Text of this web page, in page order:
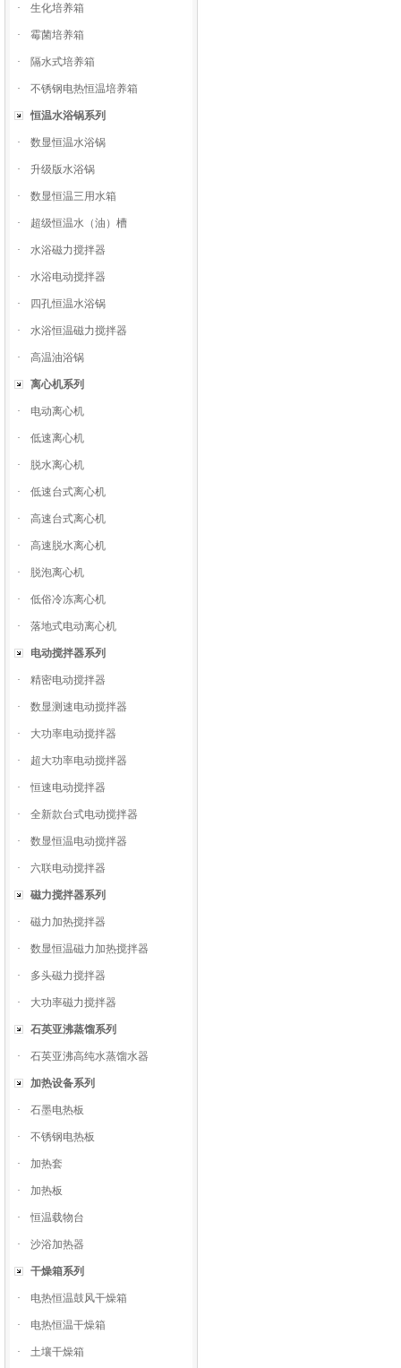
· 生化培养箱
· 霉菌培养箱
· 隔水式培养箱
· 不锈钢电热恒温培养箱
恒温水浴锅系列
· 数显恒温水浴锅
· 升级版水浴锅
· 数显恒温三用水箱
· 超级恒温水（油）槽
· 水浴磁力搅拌器
· 水浴电动搅拌器
· 四孔恒温水浴锅
· 水浴恒温磁力搅拌器
· 高温油浴锅
离心机系列
· 电动离心机
· 低速离心机
· 脱水离心机
· 低速台式离心机
· 高速台式离心机
· 高速脱水离心机
· 脱泡离心机
· 低俗冷冻离心机
· 落地式电动离心机
电动搅拌器系列
· 精密电动搅拌器
· 数显测速电动搅拌器
· 大功率电动搅拌器
· 超大功率电动搅拌器
· 恒速电动搅拌器
· 全新款台式电动搅拌器
· 数显恒温电动搅拌器
· 六联电动搅拌器
磁力搅拌器系列
· 磁力加热搅拌器
· 数显恒温磁力加热搅拌器
· 多头磁力搅拌器
· 大功率磁力搅拌器
石英亚沸蒸馏系列
· 石英亚沸高纯水蒸馏水器
加热设备系列
· 石墨电热板
· 不锈钢电热板
· 加热套
· 加热板
· 恒温载物台
· 沙浴加热器
干燥箱系列
· 电热恒温鼓风干燥箱
· 电热恒温干燥箱
· 土壤干燥箱